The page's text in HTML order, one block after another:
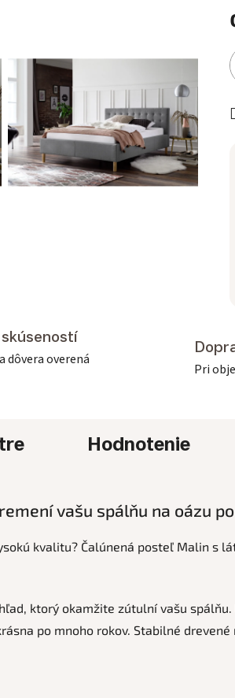
dôvera overená
Pri
Hodnotenie
vašu spálňu na oázu
kvalitu? Čalúnená posteľ Malin s
ktorý okamžite zútulní vašu
po mnoho rokov. Stabilné